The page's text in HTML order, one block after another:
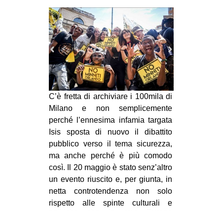
MILANO
MOBILITAZIONI
SPAZI
SPORT POPOLARE
MOVIMENTI
AMBIENTE
ANTIFASCISMO
DIRITTO ALL’ABITARE
GENERI
MIGRAZIONI
PRECARIATO
C’è fretta di archiviare i 100mila di
Milano e non semplicemente
perché l’ennesima infamia targata
Isis sposta di nuovo il dibattito
pubblico verso il tema sicurezza,
ma anche perché è più comodo
così. Il 20 maggio è stato senz’altro
un evento riuscito e, per giunta, in
netta controtendenza non solo
rispetto alle spinte culturali e